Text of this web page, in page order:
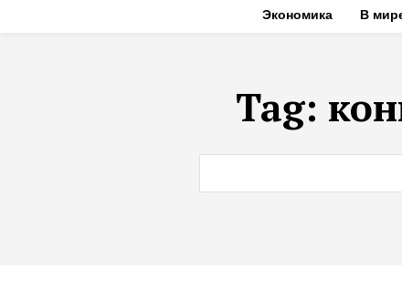
Экономика В
Tag: